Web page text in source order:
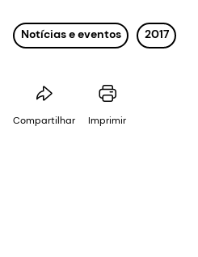
Notícias e eventos 2017
Compartilhar Imprimir